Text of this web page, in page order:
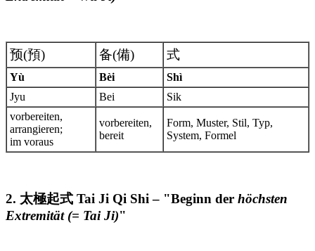
预(預) 备(備) 式
Yù Bèi
Shì
Jyu
Bei
Sik
vorbereiten,
arrangieren;
im voraus
vorbereiten,
bereit
Form, Muster, Stil, Typ,
System, Formel
2. 太極起式 Tai Ji Qi Shi – "Beginn der höchsten
Extremität (= Tai Ji)"